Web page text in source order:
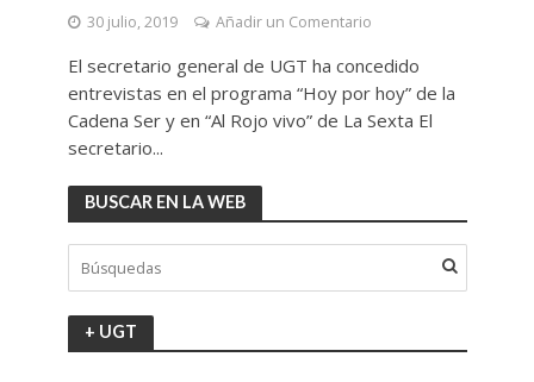
30 julio, 2019 Añadir un Comentario
El secretario general de UGT ha concedido
entrevistas en el programa “Hoy por hoy” de la
Cadena Ser y en “Al Rojo vivo” de La Sexta El
secretario...
BUSCAR EN LA WEB
+ UGT